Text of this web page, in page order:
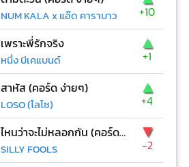
NUM KALA x แอ๊ด คาราบาว +10
เพราะพี่รักจริง
หนึ่ง บีเคแบนด์
▲
+1
สาหัส (คอร์ด ง่ายๆ)
LOSO (โลโซ)
▲
+4
ไหนว่าจะไม่หลอกกัน (คอร์ด ง่ายๆ)
SILLY FOOLS
▼
-2